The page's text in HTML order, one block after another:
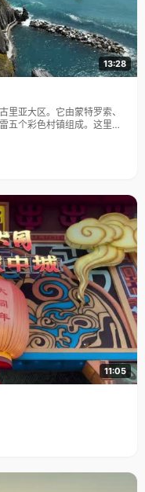
13:28
亚大区。它由蒙特罗索、
五个彩色村镇组成。这里依
遗产。
11:05